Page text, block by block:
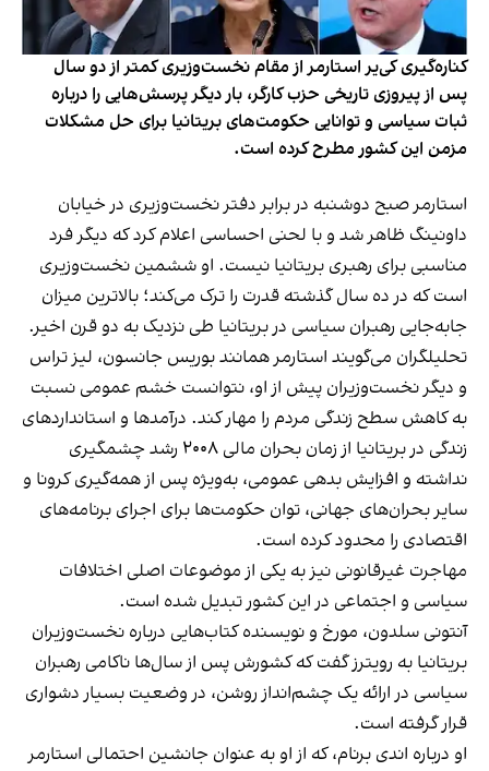
کناره‌گیری کی‌یر استارمر از مقام نخست‌وزیری کمتر از دو سال
پس از پیروزی تاریخی حزب کارگر، بار دیگر پرسش‌هایی را درباره
ثبات سیاسی و توانایی حکومت‌های بریتانیا برای حل مشکلات
مزمن این کشور مطرح کرده است.
استارمر صبح دوشنبه در برابر دفتر نخست‌وزیری در خیابان
داونینگ ظاهر شد و با لحنی احساسی اعلام کرد که دیگر فرد
مناسبی برای رهبری بریتانیا نیست. او ششمین نخست‌وزیری
است که در ده سال گذشته قدرت را ترک می‌کند؛ بالاترین میزان
جابه‌جایی رهبران سیاسی در بریتانیا طی نزدیک به دو قرن اخیر.
تحلیلگران می‌گویند استارمر همانند بوریس جانسون، لیز تراس
و دیگر نخست‌وزیران پیش از او، نتوانست خشم عمومی نسبت
به کاهش سطح زندگی مردم را مهار کند. درآمدها و استانداردهای
زندگی در بریتانیا از زمان بحران مالی ۲۰۰۸ رشد چشمگیری
نداشته و افزایش بدهی عمومی، به‌ویژه پس از همه‌گیری کرونا و
سایر بحران‌های جهانی، توان حکومت‌ها برای اجرای برنامه‌های
اقتصادی را محدود کرده است.
مهاجرت غیرقانونی نیز به یکی از موضوعات اصلی اختلافات
سیاسی و اجتماعی در این کشور تبدیل شده است.
آنتونی سلدون، مورخ و نویسنده کتاب‌هایی درباره نخست‌وزیران
بریتانیا به رویترز گفت که کشورش پس از سال‌ها ناکامی رهبران
سیاسی در ارائه یک چشم‌انداز روشن، در وضعیت بسیار دشواری
قرار گرفته است.
او درباره اندی برنام، که از او به عنوان جانشین احتمالی استارمر